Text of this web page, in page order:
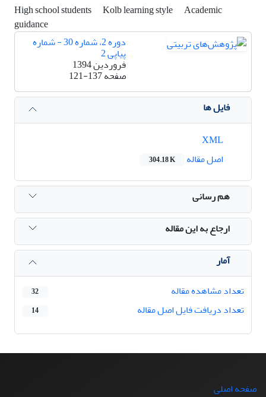
High school students Kolb learning style
Academic
guidance
دوره 2، شماره 30 - شماره
پیاپی 2
فروردین 1394
صفحه121-137
فایل ها
اصل مقاله
304.18 K
هم رسانی
ارجاع به این مقاله
آمار
تعداد مشاهده مقاله
32
تعداد دریافت فایل اصل مقاله 14
صفحه اصلی